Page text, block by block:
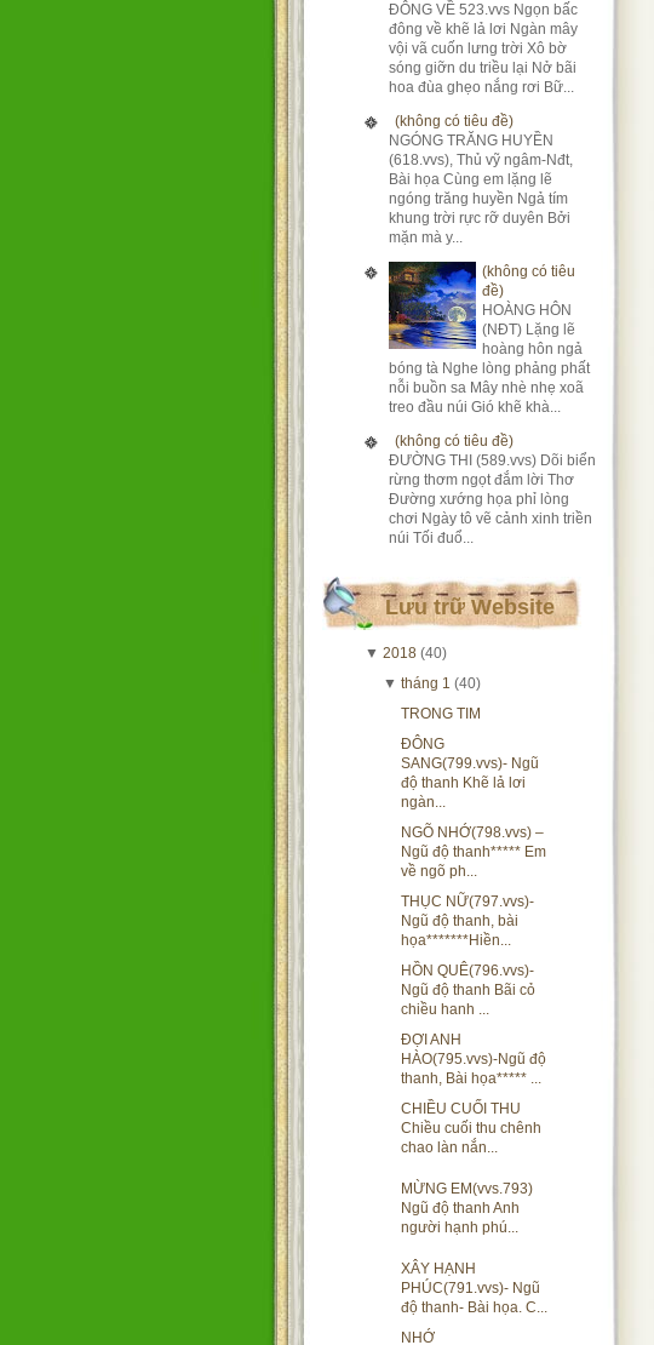
ĐÔNG VỀ 523.vvs Ngọn bấc
đông về khẽ lả lơi Ngàn mây
vội vã cuốn lưng trời Xô bờ
sóng giỡn du triều lại Nở bãi
hoa đùa ghẹo nắng rơi Bữ...
(không có tiêu đề)
NGÓNG TRĂNG HUYỀN
(618.vvs), Thủ vỹ ngâm-Nđt,
Bài họa Cùng em lặng lẽ
ngóng trăng huyền Ngả tím
khung trời rực rỡ duyên Bởi
mặn mà y...
(không có tiêu
đề)
HOÀNG HÔN
(NĐT) Lặng lẽ
hoàng hôn ngả
bóng tà Nghe lòng phảng phất
nỗi buồn sa Mây nhè nhẹ xoã
treo đầu núi Gió khẽ khà...
(không có tiêu đề)
ĐƯỜNG THI (589.vvs) Dõi biển
rừng thơm ngọt đắm lời Thơ
Đường xướng họa phỉ lòng
chơi Ngày tô vẽ cảnh xinh triền
núi Tối đuổ...
Lưu trữ Website
▼ 2018 (40)
▼ tháng 1 (40)
TRONG TIM
ĐÔNG
SANG(799.vvs)- Ngũ
độ thanh Khẽ lả lơi
ngàn...
NGÕ NHỚ(798.vvs) –
Ngũ độ thanh***** Em
về ngõ ph...
THỤC NỮ(797.vvs)-
Ngũ độ thanh, bài
họa*******Hiền...
HỒN QUÊ(796.vvs)-
Ngũ độ thanh Bãi cỏ
chiều hanh ...
ĐỢI ANH
HÀO(795.vvs)-Ngũ độ
thanh, Bài họa***** ...
CHIỀU CUỐI THU
Chiều cuối thu chênh
chao làn nắn...
MỪNG EM(vvs.793)
Ngũ độ thanh Anh
người hạnh phú...
XÂY HẠNH
PHÚC(791.vvs)- Ngũ
độ thanh- Bài họa. C...
NHỚ